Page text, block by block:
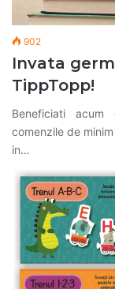
902
Invata
TippTopp!
Beneficiati
comenzile de
in…